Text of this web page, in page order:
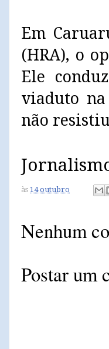
Em
(HRA), o
Ele
viaduto
não
às 14 outubro
Nenhum
Postar um